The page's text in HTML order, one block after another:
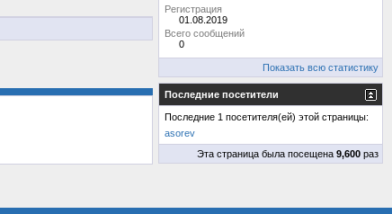
Регистрация
01.08.2019
Всего сообщений
0
Показать всю статистику
Последние посетители
Последние 1 посетителя(ей) этой страницы:
asorev
Эта страница была посещена 9,600 раз